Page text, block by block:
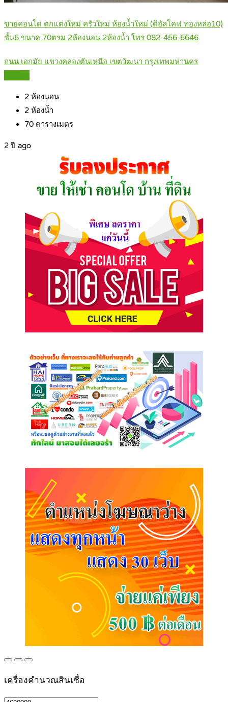
ขายคอนโด ตกแต่งใหม่ ครัวใหม่ ห้องน้ำใหม่ (ดิอัลโคฟ ทองหล่อ10)
ชั้น6 ขนาด 70ตรม 2ห้องนอน 2ห้องน้ำ โทร 082-456-6646
ถนน เอกมัย แขวงคลองตันเหนือ เขตวัฒนา กรุงเทพมหานคร
2 ห้องนอน
2 ห้องน้ำ
70 ตารางเมตร
2 ปี ago
เครื่องคำนวณสินเชื่อ